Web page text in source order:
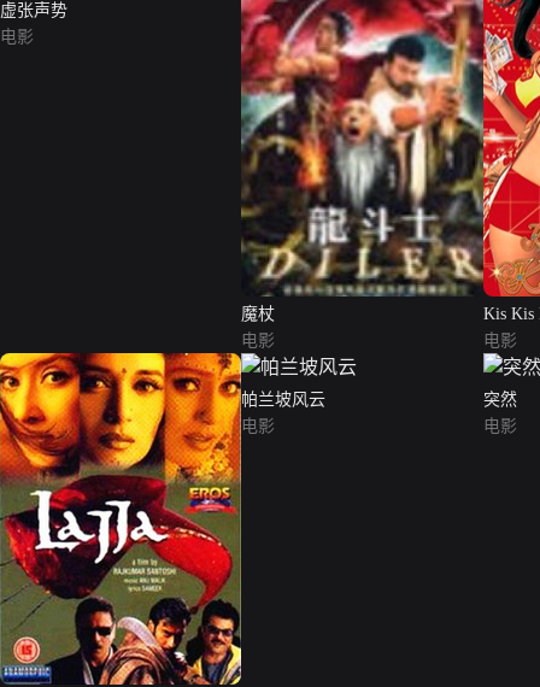
虚张声势
电影
魔杖
电影
Kis Kis
电影
帕兰坡风云
电影
突然
电影